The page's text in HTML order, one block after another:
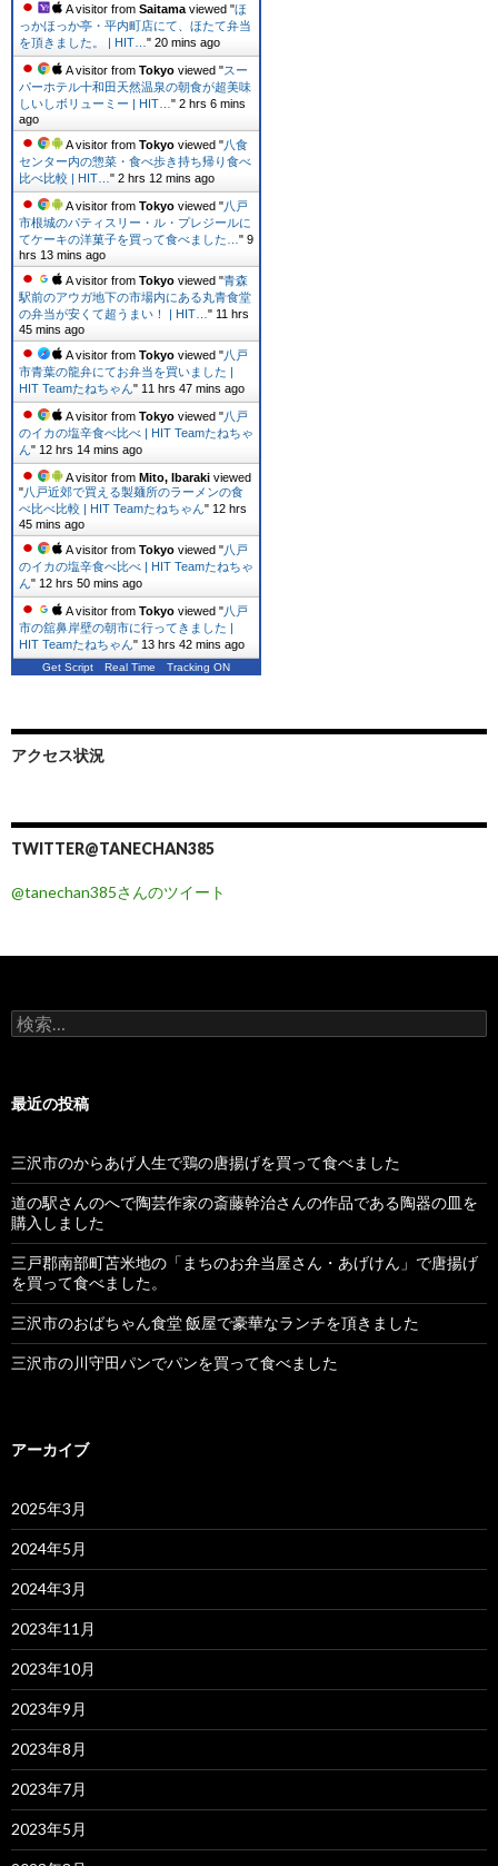
A visitor from Saitama viewed "ほ
っかほっか亭・平内町店にて、ほたて弁当
を頂きました。 | HIT… " 20 mins ago
A visitor from Tokyo viewed "スー
パーホテル十和田天然温泉の朝食が超美味
しいしボリューミー | HIT… " 2 hrs 6 mins
ago
A visitor from Tokyo viewed "八食
センター内の惣菜・食べ歩き持ち帰り食べ
比べ比較 | HIT… " 2 hrs 12 mins ago
A visitor from Tokyo viewed "八戸
市根城のパティスリー・ル・プレジールに
てケーキの洋菓子を買って食べました… " 9
hrs 13 mins ago
A visitor from Tokyo viewed "青森
駅前のアウガ地下の市場内にある丸青食堂
の弁当が安くて超うまい！ | HIT… " 11 hrs
45 mins ago
A visitor from Tokyo viewed "八戸
市青葉の龍弁にてお弁当を買いました |
HIT Teamたねちゃん" 11 hrs 47 mins ago
A visitor from Tokyo viewed "八戸
のイカの塩辛食べ比べ | HIT Teamたねちゃ
ん" 12 hrs 14 mins ago
A visitor from Mito, Ibaraki viewed
"八戸近郊で買える製麺所のラーメンの食
べ比べ比較 | HIT Teamたねちゃん" 12 hrs
45 mins ago
A visitor from Tokyo viewed "八戸
のイカの塩辛食べ比べ | HIT Teamたねちゃ
ん" 12 hrs 50 mins ago
A visitor from Tokyo viewed "八戸
市の舘鼻岸壁の朝市に行ってきました |
HIT Teamたねちゃん" 13 hrs 42 mins ago
Get Script Real Time Tracking ON
アクセス状況
TWITTER@TANECHAN385
@tanechan385さんのツイート
検
索
最近の投稿
三沢市のからあげ人生で鶏の唐揚げを買って食べました
道の駅さんのへで陶芸作家の斎藤幹治さんの作品である陶器の皿を
購入しました
三戸郡南部町苫米地の「まちのお弁当屋さん・あげけん」で唐揚げ
を買って食べました。
三沢市のおばちゃん食堂 飯屋で豪華なランチを頂きました
三沢市の川守田パンでパンを買って食べました
アーカイブ
2025年3月
2024年5月
2024年3月
2023年11月
2023年10月
2023年9月
2023年8月
2023年7月
2023年5月